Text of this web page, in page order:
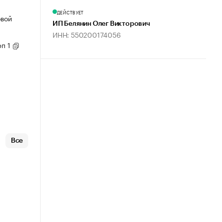
1
Все
ДЕЙСТВУЕТ
ИП Белянин Олег Викторович
ИНН: 550200174056